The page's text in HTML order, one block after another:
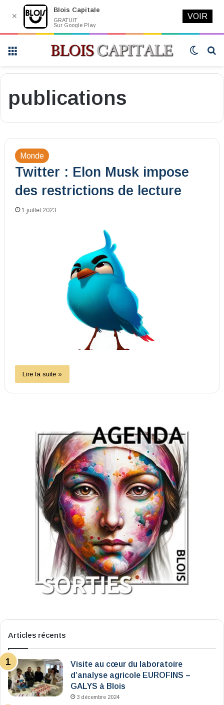
Switch
publications
Monde
Twitter : Elon Musk impose
des restrictions de lecture
1 juillet 2023
Lire la suite »
Articles récents
Visite au cœur du laboratoire
d’analyse agricole EUROFINS –
GALYS à Blois
3 décembre 2024
✕
Blois Capitale
GRATUIT
Sur Google Play
VOIR